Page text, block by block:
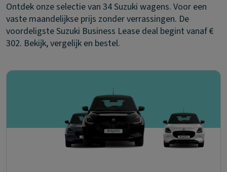
Ontdek onze selectie van 34 Suzuki wagens. Voor een
vaste maandelijkse prijs zonder verrassingen. De
voordeligste Suzuki Business Lease deal begint vanaf €
302. Bekijk, vergelijk en bestel.